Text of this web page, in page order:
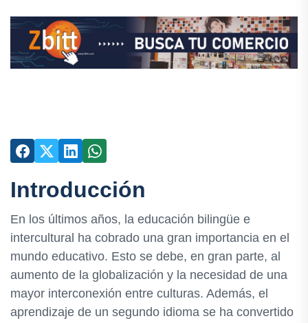
Introducción
En los últimos años, la educación bilingüe e
intercultural ha cobrado una gran importancia en el
mundo educativo. Esto se debe, en gran parte, al
aumento de la globalización y la necesidad de una
mayor interconexión entre culturas. Además, el
aprendizaje de un segundo idioma se ha convertido